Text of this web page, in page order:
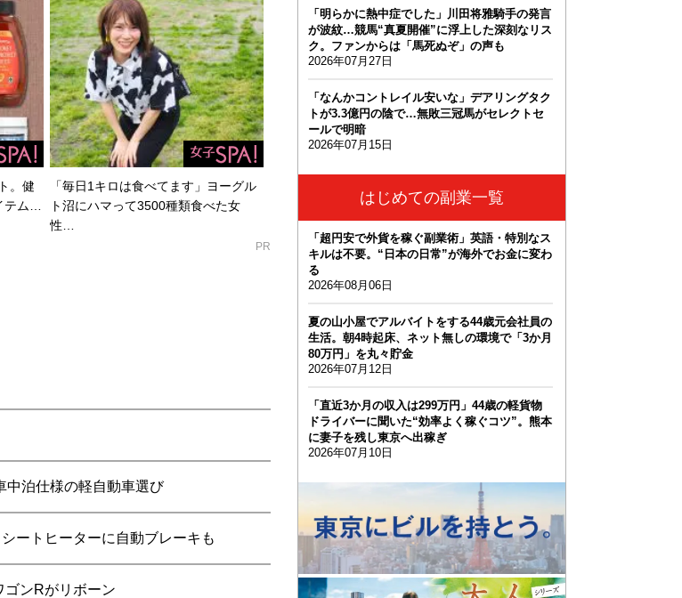
。健
テム…
「毎日1キロは食べてます」ヨーグル
ト沼にハマって3500種類食べた女
性…
PR
中泊仕様の軽自動車選び
ートヒーターに自動ブレーキも
ゴンRがリボーン
「明らかに熱中症でした」川田将雅騎手の発言
が波紋…競馬“真夏開催”に浮上した深刻なリス
ク。ファンからは「馬死ぬぞ」の声も
2026年07月27日
「なんかコントレイル安いな」デアリングタク
トが3.3億円の陰で…無敗三冠馬がセレクトセ
ールで明暗
2026年07月15日
はじめての副業一覧
「超円安で外貨を稼ぐ副業術」英語・特別なス
キルは不要。“日本の日常”が海外でお金に変わ
る
2026年08月06日
夏の山小屋でアルバイトをする44歳元会社員の
生活。朝4時起床、ネット無しの環境で「3か月
80万円」を丸々貯金
2026年07月12日
「直近3か月の収入は299万円」44歳の軽貨物
ドライバーに聞いた“効率よく稼ぐコツ”。熊本
に妻子を残し東京へ出稼ぎ
2026年07月10日